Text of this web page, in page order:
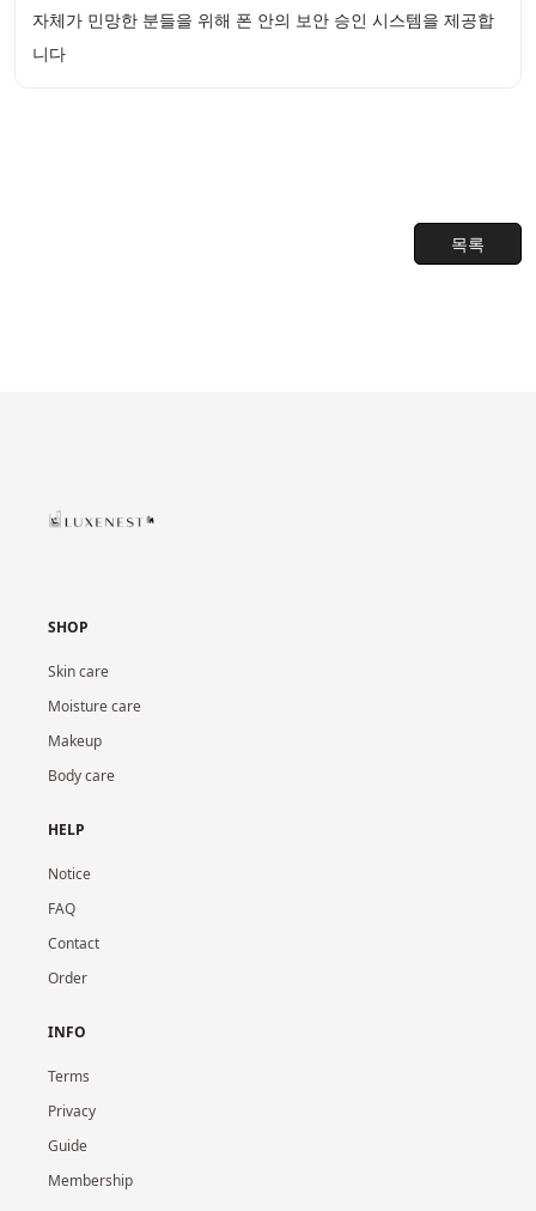
자체가 민망한 분들을 위해 폰 안의 보안 승인 시스템을 제공합
니다
목록
SHOP
Skin care
Moisture care
Makeup
Body care
HELP
Notice
FAQ
Contact
Order
INFO
Terms
Privacy
Guide
Membership